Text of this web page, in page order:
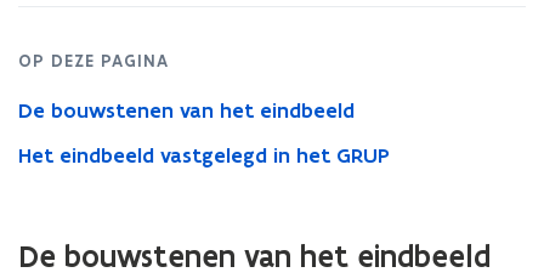
HetOP DEZE PAGINA
De bouwstenen van het eindbeeld
Het eindbeeld vastgelegd in het GRUP
De bouwstenen van het eindbeeld